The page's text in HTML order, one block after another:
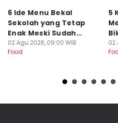
6 Ide Menu Bekal
Sekolah yang Tetap
Enak Meski Sudah
Dingin
02 Agu 2026, 09:00 WIB
Food
5
02